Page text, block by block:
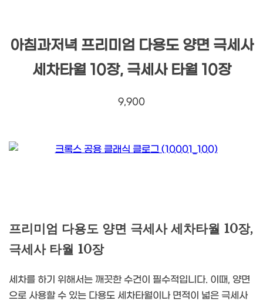
아침과저녁 프리미엄 다용도 양면 극세사
세차타월 10장, 극세사 타월 10장
9,900
프리미엄 다용도 양면 극세사 세차타월 10장,
극세사 타월 10장
세차를 하기 위해서는 깨끗한 수건이 필수적입니다. 이때, 양면
으로 사용할 수 있는 다용도 세차타월이나 면적이 넓은 극세사